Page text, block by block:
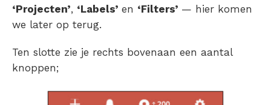
‘Projecten’, ‘Labels’ en ‘Filters’ — hier komen
we later op terug.
Ten slotte zie je rechts bovenaan een aantal
knoppen;